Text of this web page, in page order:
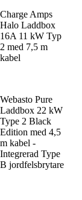
Charge Amps
Halo Laddbox
16A 11 kW Typ
2 med 7,5 m
kabel
Webasto Pure
Laddbox 22 kW
Type 2 Black
Edition med 4,5
m kabel -
Integrerad Type
B jordfelsbrytare